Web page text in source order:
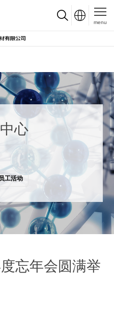
menu
心
员工活动
忘年会圆满举